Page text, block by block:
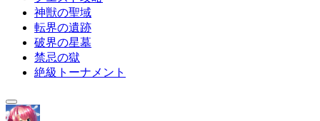
神獣の聖域
転界の遺跡
破界の星墓
禁忌の獄
絶級トーナメント